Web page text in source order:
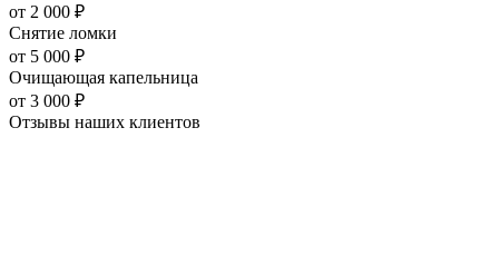
от 2 000 ₽
Снятие ломки
от 5 000 ₽
Очищающая капельница
от 3 000 ₽
Отзывы наших клиентов